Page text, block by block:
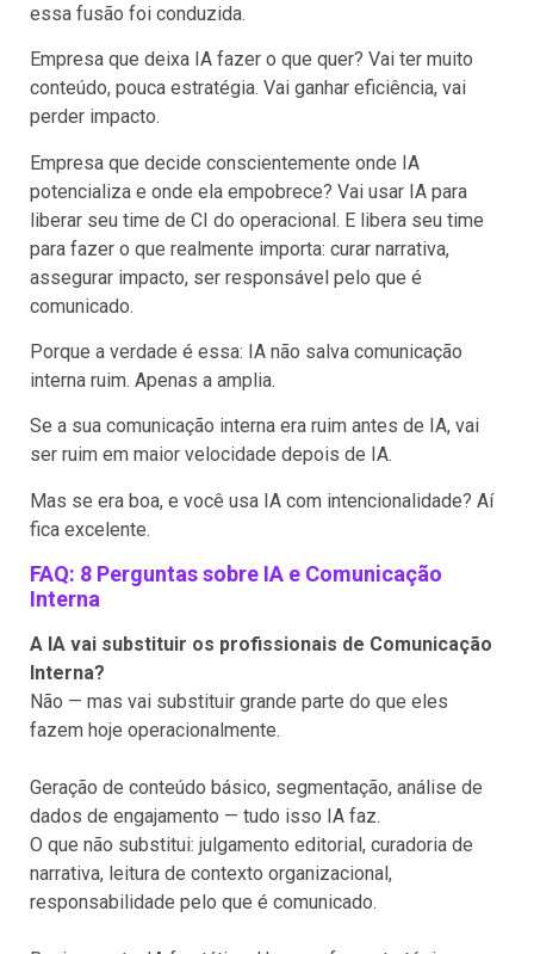
essa fusão foi conduzida.
Empresa que deixa IA fazer o que quer? Vai ter muito
conteúdo, pouca estratégia. Vai ganhar eficiência, vai
perder impacto.
Empresa que decide conscientemente onde IA
potencializa e onde ela empobrece? Vai usar IA para
liberar seu time de CI do operacional. E libera seu time
para fazer o que realmente importa: curar narrativa,
assegurar impacto, ser responsável pelo que é
comunicado.
Porque a verdade é essa: IA não salva comunicação
interna ruim. Apenas a amplia.
Se a sua comunicação interna era ruim antes de IA, vai
ser ruim em maior velocidade depois de IA.
Mas se era boa, e você usa IA com intencionalidade? Aí
fica excelente.
FAQ: 8 Perguntas sobre IA e Comunicação
Interna
A IA vai substituir os profissionais de Comunicação
Interna?
Não — mas vai substituir grande parte do que eles
fazem hoje operacionalmente.
Geração de conteúdo básico, segmentação, análise de
dados de engajamento — tudo isso IA faz.
O que não substitui: julgamento editorial, curadoria de
narrativa, leitura de contexto organizacional,
responsabilidade pelo que é comunicado.